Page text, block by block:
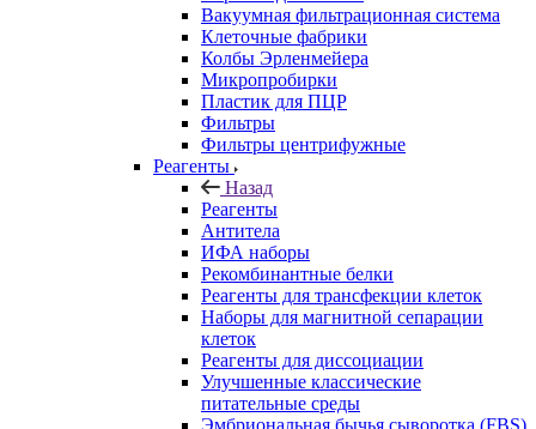
Вакуумная фильтрационная система
Клеточные фабрики
Колбы Эрленмейера
Микропробирки
Пластик для ПЦР
Фильтры
Фильтры центрифужные
Реагенты
Назад
Реагенты
Антитела
ИФА наборы
Рекомбинантные белки
Реагенты для трансфекции клеток
Наборы для магнитной сепарации
клеток
Реагенты для диссоциации
Улучшенные классические
питательные среды
Эмбриональная бычья сыворотка (FBS)